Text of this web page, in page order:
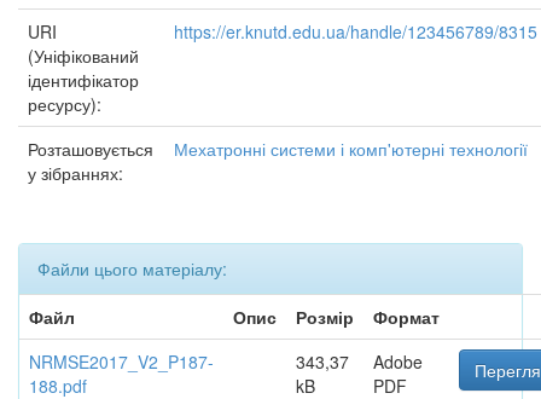
URI
(Уніфікований
ідентифікатор
ресурсу):
https://er.knutd.edu.ua/handle/123456789/8315
Розташовується
у зібраннях:
Мехатронні системи і комп'ютерні технології
Файли цього матеріалу:
Файл
Опис Розмір
Формат
NRMSE2017_V2_P187-
188.pdf
343,37
kB
Adobe
PDF